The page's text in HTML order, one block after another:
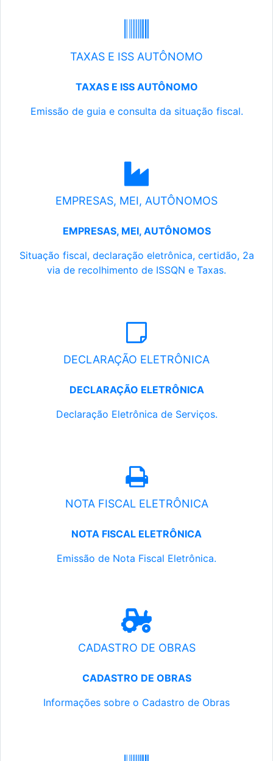
TAXAS E ISS AUTÔNOMO
TAXAS E ISS AUTÔNOMO
Emissão de guia e consulta da situação fiscal.
EMPRESAS, MEI, AUTÔNOMOS
EMPRESAS, MEI, AUTÔNOMOS
Situação fiscal, declaração eletrônica, certidão, 2a
via de recolhimento de ISSQN e Taxas.
DECLARAÇÃO ELETRÔNICA
DECLARAÇÃO ELETRÔNICA
Declaração Eletrônica de Serviços.
NOTA FISCAL ELETRÔNICA
NOTA FISCAL ELETRÔNICA
Emissão de Nota Fiscal Eletrônica.
CADASTRO DE OBRAS
CADASTRO DE OBRAS
Informações sobre o Cadastro de Obras